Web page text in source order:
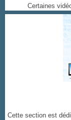
Certaines
Cette section est